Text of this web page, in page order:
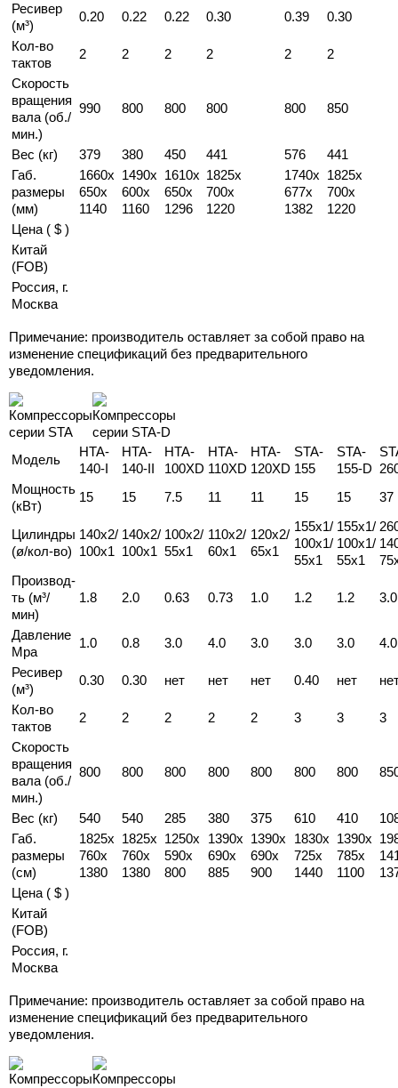
Ресивер
(м³)
0.20 0.22 0.22 0.30 0.39
0.30
Кол-во
тактов
2 2 2 2 2
2
Скорость
вращения
вала (об./
мин.)
990 800 800 800 800 850
Вес (кг) 379 380 450 441 576
441
Габ.
размеры
(мм)
1660х
650х
1140
1490х
600х
1160
1610х
650х
1296
1825x
700x
1220
1740x
677x
1382
1825x
700x
1220
Цена ( $ )
Китай
(FOB)
Россия, г.
Москва
Примечание: производитель оставляет за собой право на
изменение спецификаций без предварительного
уведомления.
Модель
HTA-
140-I
HTA-
140-II
HTA-
100XD
HTA-
110XD
HTA-
120XD
STA-
155
STA-
155-D
Мощность
(кВт)
15 15 7.5 11 11 15 15 37
Цилиндры
(ø/кол-во)
140x2/
100x1
140x2/
100x1
100x2/
55x1
110x2/
60x1
120x2/
65x1
155x1/
100x1/
55x1
155x1/
100x1/
55x1
Производ-
ть (м³/
мин)
1.8 2.0 0.63 0.73 1.0 1.2 1.2 3.0
Давление
Mpa
1.0 0.8 3.0 4.0 3.0 3.0 3.0
4.0
Ресивер
(м³)
0.30 0.30 нет нет нет 0.40 нет
Кол-во
тактов
2 2 2 2 2 3 3
3
Скорость
вращения
вала (об./
мин.)
800 800 800 800 800 800 800
Вес (кг) 540 540 285 380 375 610 410
Габ.
размеры
(см)
1825х
760х
1380
1825х
760х
1380
1250x
590x
800
1390x
690x
885
1390х
690х
900
1830х
725х
1440
1390х
785х
1100
Цена ( $ )
Китай
(FOB)
Россия, г.
Москва
Примечание: производитель оставляет за собой право на
изменение спецификаций без предварительного
уведомления.